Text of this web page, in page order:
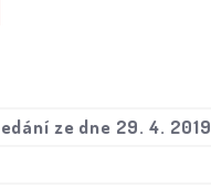
ze dne 29. 4. 2019